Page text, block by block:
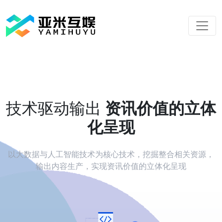
技术驱动输出 资讯价值的立体
化呈现
以大数据与人工智能技术为核心技术，挖掘整合相关资源，
输出内容生产，实现资讯价值的立体化呈现